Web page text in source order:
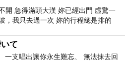
開 急得滿頭大漢 妳已經出門 虛驚一
，我只去過一次 妳的行程總是排的
て
一支唱出讓你永生難忘、 無法抹去回